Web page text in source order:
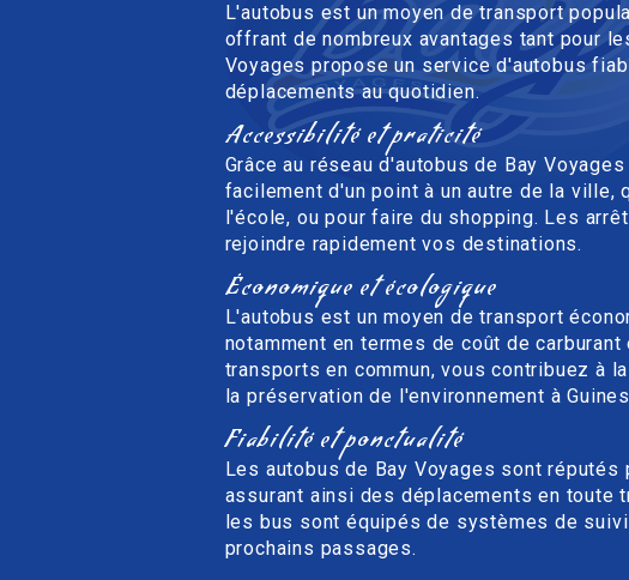
L'autobus est un moyen de transport
offrant de nombreux avantages tant pour
Voyages propose un service d'autobus
déplacements au quotidien.
Accessibilité et praticité
Grâce au réseau d'autobus de Bay
facilement d'un point à un autre de la ville,
l'école, ou pour faire du shopping. Les
rejoindre rapidement vos destinations.
Économique et écologique
L'autobus est un moyen de transport
notamment en termes de coût de
transports en commun, vous contribuez à
la préservation de l'environnement à
Fiabilité et ponctualité
Les autobus de Bay Voyages sont
assurant ainsi des déplacements en
les bus sont équipés de systèmes de
prochains passages.